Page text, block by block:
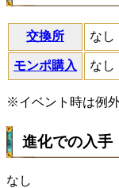
交換所 なし
モンポ購入 なし
※イベント時は例
進化での入手
なし